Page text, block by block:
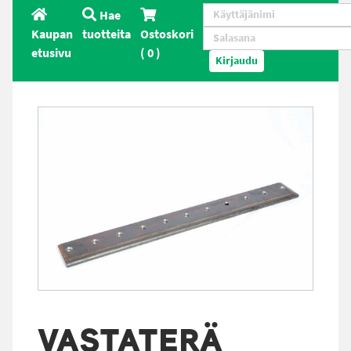
Kaupan
etusivu
Hae
tuotteita Ostoskori
(0) Kirjaudu
VASTATERÄ